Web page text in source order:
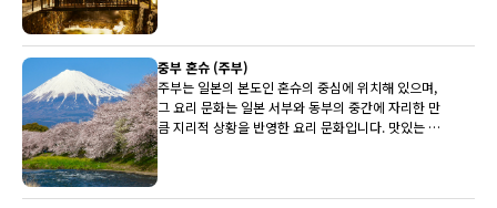
중부 혼슈 (주부)
주부는 일본의 본도인 혼슈의 중심에 위치해 있으며,
그 요리 문화는 일본 서부와 동부의 중간에 자리한 만
큼 지리적 상황을 반영한 요리 문화입니다. 맛있는 히